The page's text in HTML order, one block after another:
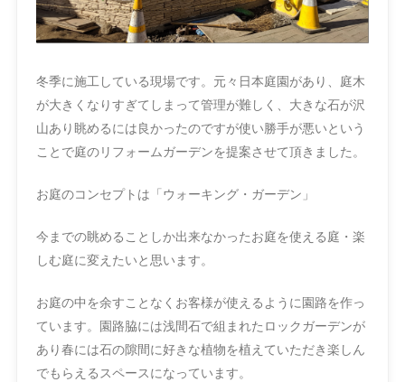
冬季に施工している現場です。元々日本庭園があり、庭木
が大きくなりすぎてしまって管理が難しく、大きな石が沢
山あり眺めるには良かったのですが使い勝手が悪いという
ことで庭のリフォームガーデンを提案させて頂きました。
お庭のコンセプトは「ウォーキング・ガーデン」
今までの眺めることしか出来なかったお庭を使える庭・楽
しむ庭に変えたいと思います。
お庭の中を余すことなくお客様が使えるように園路を作っ
ています。園路脇には浅間石で組まれたロックガーデンが
あり春には石の隙間に好きな植物を植えていただき楽しん
でもらえるスペースになっています。